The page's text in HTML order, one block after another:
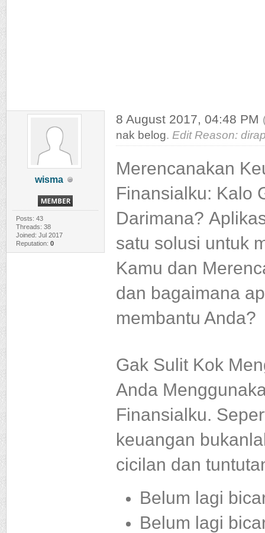
wisma
Posts: 43
Threads: 38
Joined: Jul 2017
Reputation: 0
8 August 2017, 04:48 PM
nak belog. Edit Reason:
Merencanakan
Finansialku: Kalo
Darimana?
satu solusi untuk
Kamu dan
dan bagaimana
membantu Anda?
Gak Sulit Kok
Anda
Finansialku.
keuangan
cicilan dan
Belum lagi
Belum lagi